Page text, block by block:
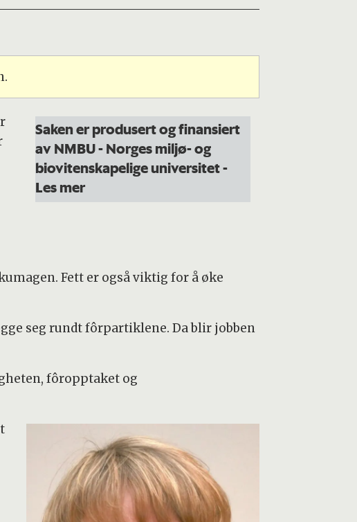
Saken er produsert og finansiert
av NMBU - Norges miljø- og
biovitenskapelige universitet-
Les mer
Fett er også viktig for å øke
seg rundt fôrpartiklene. Da blir jobben
fôropptaket og